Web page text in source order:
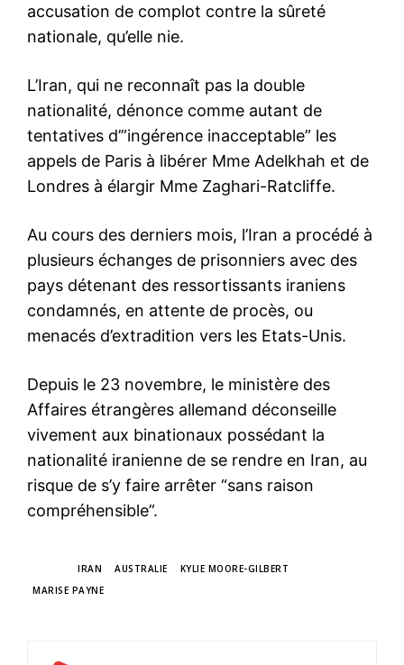
accusation de complot contre la sûreté
nationale, qu’elle nie.
L’Iran, qui ne reconnaît pas la double
nationalité, dénonce comme autant de
tentatives d’”ingérence inacceptable” les
appels de Paris à libérer Mme Adelkhah et de
Londres à élargir Mme Zaghari-Ratcliffe.
Au cours des derniers mois, l’Iran a procédé à
plusieurs échanges de prisonniers avec des
pays détenant des ressortissants iraniens
condamnés, en attente de procès, ou
menacés d’extradition vers les Etats-Unis.
Depuis le 23 novembre, le ministère des
Affaires étrangères allemand déconseille
vivement aux binationaux possédant la
nationalité iranienne de se rendre en Iran, au
risque de s’y faire arrêter “sans raison
compréhensible”.
IRAN AUSTRALIE
KYLIE MOORE-GILBERT
MARISE PAYNE